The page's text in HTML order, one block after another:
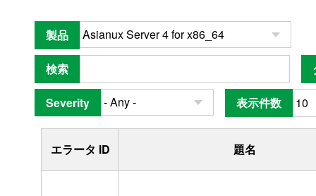
製品
検索
Severity 表示件数
エラータ ID 題名